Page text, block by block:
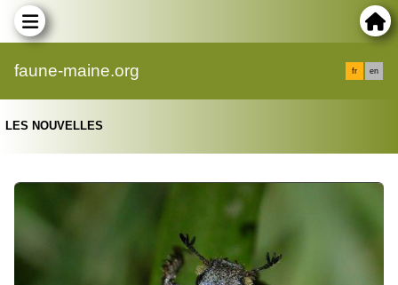
faune-maine.org fr en
LES NOUVELLES